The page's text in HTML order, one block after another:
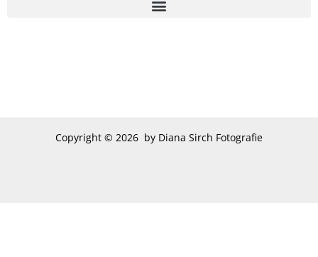
Copyright © 2026 by Diana Sirch Fotografie